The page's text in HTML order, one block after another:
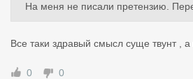
На меня не писали претензию.
Все таки здравый смысл суще твунт ,
0 0